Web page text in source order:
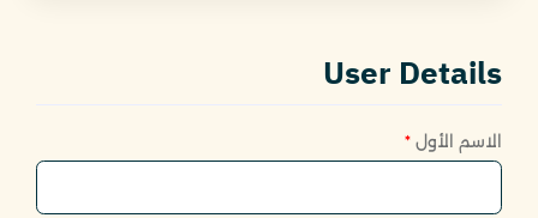
User Details
الاسم الأول *